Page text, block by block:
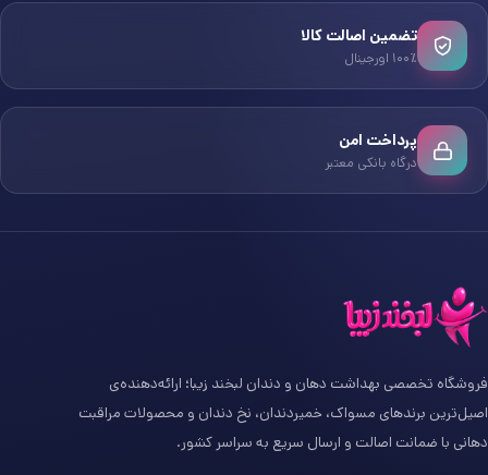
تضمین اصالت کالا
۱۰۰٪ اورجینال
پرداخت امن
درگاه بانکی معتبر
فروشگاه تخصصی بهداشت دهان و دندان لبخند زیبا؛ ارائه‌دهنده‌ی
اصیل‌ترین برندهای مسواک، خمیردندان، نخ دندان و محصولات مراقبت
دهانی با ضمانت اصالت و ارسال سریع به سراسر کشور.